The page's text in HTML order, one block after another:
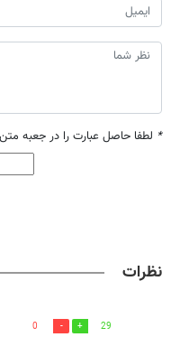
* لطفا حاصل عبارت را در جعبه متن
نظرات
29
0